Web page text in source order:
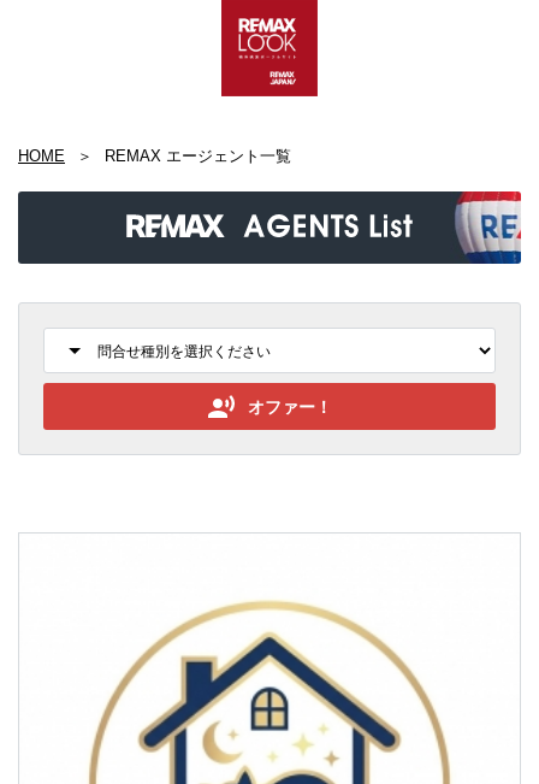
HOME REMAX エージェント一覧
オファー！